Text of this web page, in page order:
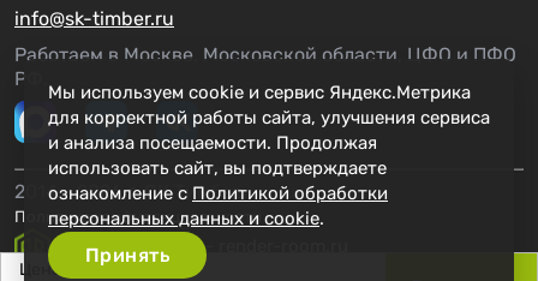
Цена:
Мы используем cookie и сервис Яндекс.Метрика
для корректной работы сайта, улучшения сервиса
и анализа посещаемости. Продолжая
использовать сайт, вы подтверждаете
ознакомление с Политикой обработки
персональных данных и cookie.
Принять
info@sk-timber.ru
Работаем в Москве, Московской области, ЦФО и ПФО
РФ.
2014 - 2026 г. СК Тимбер
Политика конфиденциальности
Создание сайта - render-room.ru